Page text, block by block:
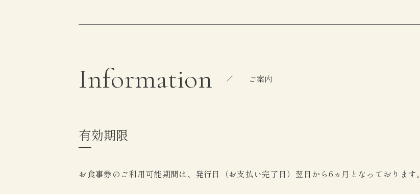
Information ご案内
有効期限
お食事券のご利用可能期間は、発行日（お支払い完了日）翌日から6ヵ月となっております。